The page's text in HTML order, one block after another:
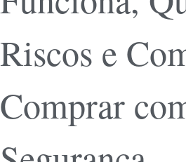
Riscos e
Comprar